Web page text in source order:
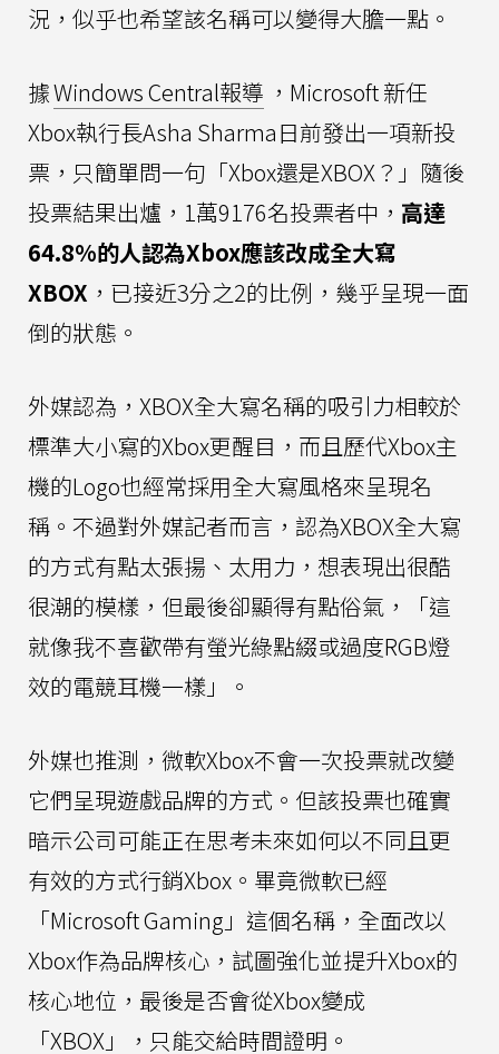
況，似乎也希望該名稱可以變得大膽一點。
據Windows Central報導 ，Microsoft 新任
Xbox執行長Asha Sharma日前發出一項新投
票，只簡單問一句「Xbox還是XBOX？」隨後
投票結果出爐，1萬9176名投票者中， 高達
64.8%的人認為Xbox應該改成全大寫
XBOX ，已接近3分之2的比例，幾乎呈現一面
倒的狀態。
外媒認為，XBOX全大寫名稱的吸引力相較於
標準大小寫的Xbox更醒目，而且歷代Xbox主
機的Logo也經常採用全大寫風格來呈現名
稱。不過對外媒記者而言，認為XBOX全大寫
的方式有點太張揚、太用力，想表現出很酷
很潮的模樣，但最後卻顯得有點俗氣，「這
就像我不喜歡帶有螢光綠點綴或過度RGB燈
效的電競耳機一樣」。
外媒也推測，微軟Xbox不會一次投票就改變
它們呈現遊戲品牌的方式。但該投票也確實
暗示公司可能正在思考未來如何以不同且更
有效的方式行銷Xbox。畢竟微軟已經
「Microsoft Gaming」這個名稱，全面改以
Xbox作為品牌核心，試圖強化並提升Xbox的
核心地位，最後是否會從Xbox變成
「XBOX」，只能交給時間證明。